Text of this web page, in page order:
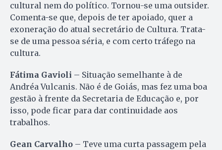
cultural nem do político. Tornou-se uma outsider.
Comenta-se que, depois de ter apoiado, quer a
exoneração do atual secretário de Cultura. Trata-
se de uma pessoa séria, e com certo tráfego na
cultura.
Fátima Gavioli – Situação semelhante à de
Andréa Vulcanis. Não é de Goiás, mas fez uma boa
gestão à frente da Secretaria de Educação e, por
isso, pode ficar para dar continuidade aos
trabalhos.
Gean Carvalho – Teve uma curta passagem pela